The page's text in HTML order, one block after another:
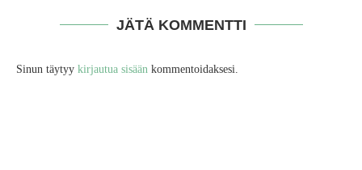
JÄTÄ KOMMENTTI
Sinun täytyy kirjautua sisään kommentoidaksesi.